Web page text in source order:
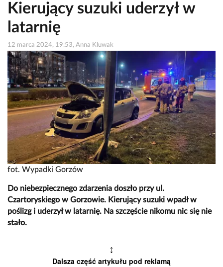
Kierujący suzuki uderzył w
latarnię
12 marca 2024, 19:53, Anna Kluwak
fot. Wypadki Gorzów
Do niebezpiecznego zdarzenia doszło przy ul.
Czartoryskiego w Gorzowie. Kierujący suzuki wpadł w
poślizg i uderzył w latarnię. Na szczęście nikomu nic się nie
stało.
↕
Dalsza część artykułu pod reklamą